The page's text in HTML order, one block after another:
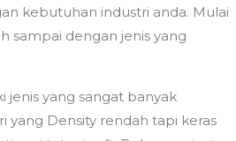
kebutuhan industri anda. Mulai
sampai dengan jenis yang
jenis yang sangat banyak
yang Density rendah tapi keras